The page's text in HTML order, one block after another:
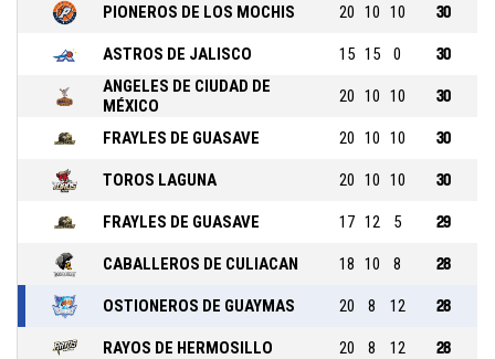
PIONEROS DE LOS MOCHIS 20 10 10 30
ASTROS DE JALISCO 15 15 0 30
ANGELES DE CIUDAD DE
MÉXICO
20 10 10 30
FRAYLES DE GUASAVE 20 10 10 30
TOROS LAGUNA 20 10 10 30
FRAYLES DE GUASAVE 17 12 5 29
CABALLEROS DE CULIACAN 18 10 8 28
OSTIONEROS DE GUAYMAS 20 8 12 28
RAYOS DE HERMOSILLO 20 8 12 28